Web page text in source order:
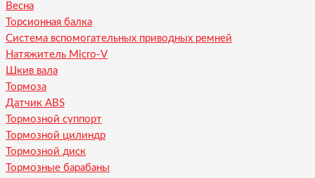
Весна
Торсионная балка
Система вспомогательных приводных ремней
Натяжитель Micro-V
Шкив вала
Тормоза
Датчик ABS
Тормозной суппорт
Тормозной цилиндр
Тормозной диск
Тормозные барабаны